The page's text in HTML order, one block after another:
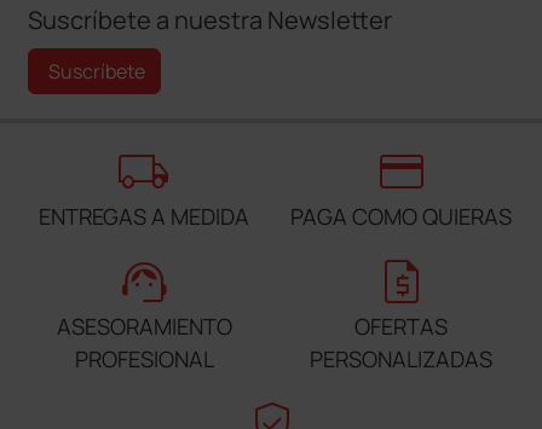
Suscríbete a nuestra Newsletter
Suscríbete
local_shipping
ENTREGAS A MEDIDA
credit_card
PAGA COMO QUIERAS
support_agent
ASESORAMIENTO
PROFESIONAL
request_quote
OFERTAS
PERSONALIZADAS